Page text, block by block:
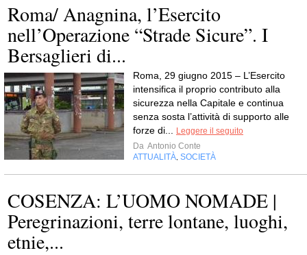
Roma/ Anagnina, l’Esercito
nell’Operazione “Strade Sicure”. I
Bersaglieri di...
Roma, 29 giugno 2015 – L’Esercito
intensifica il proprio contributo alla
sicurezza nella Capitale e continua
senza sosta l’attività di supporto alle
forze di...
Leggere il seguito
Da Antonio Conte
ATTUALITÀ SOCIETÀ
COSENZA: L’UOMO NOMADE |
Peregrinazioni, terre lontane, luoghi,
etnie,...